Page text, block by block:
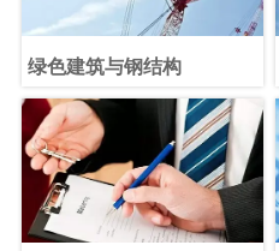
绿色建筑与钢结构